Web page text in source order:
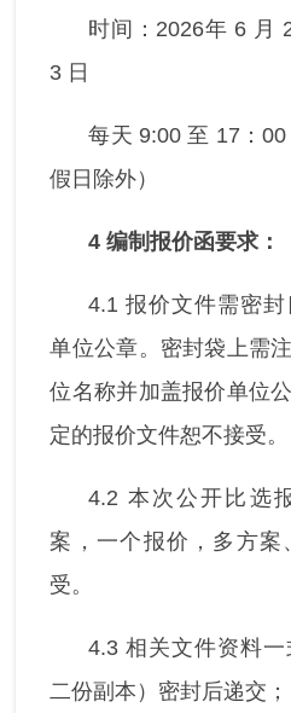
时间：2026年 6 月
3 日
每天 9:00 至 17：
假日除外）
4编制报价函要求：
4.1 报价文件需密
单位公章。密封袋上需
位名称并加盖报价单位
定的报价文件恕不接受。
4.2 本次公开比选
案，一个报价，多方案
受。
4.3 相关文件资料一
二份副本）密封后递交；